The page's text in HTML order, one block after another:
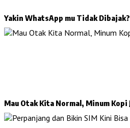
Yakin WhatsApp mu Tidak
Mau Otak Kita Normal, Minum Kopi